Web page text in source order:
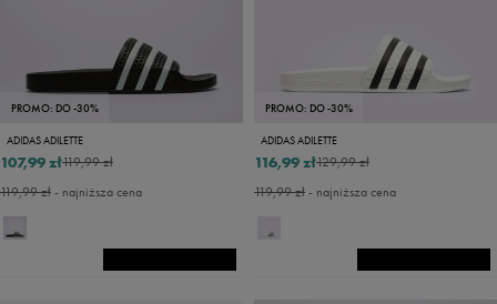
PROMO: DO -30%
ADIDAS ADILETTE
119,99 zł
107,99 zł
119,99 zł- najniższa cena
PROMO: DO -30%
ADIDAS ADILETTE
129,99 zł
116,99 zł
119,99 zł- najniższa cena